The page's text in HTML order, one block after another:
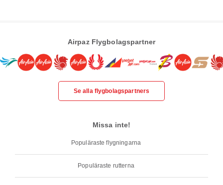
Airpaz Flygbolagspartner
Se alla flygbolagspartners
Missa inte!
Populäraste flygningarna
Populäraste rutterna